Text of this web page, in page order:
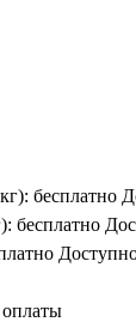
бесплатно
бесплатно